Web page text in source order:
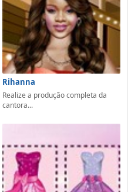
Rihanna
Realize a produção completa da
cantora...